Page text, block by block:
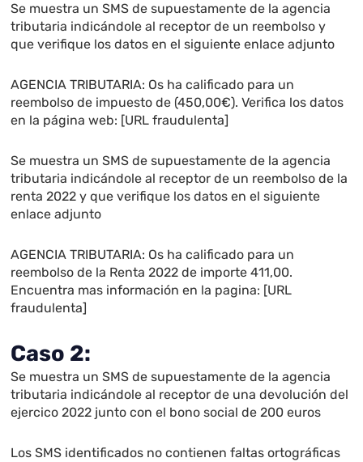
Se muestra un SMS de supuestamente de la agencia
tributaria indicándole al receptor de un reembolso y
que verifique los datos en el siguiente enlace adjunto
AGENCIA TRIBUTARIA: Os ha calificado para un
reembolso de impuesto de (450,00€). Verifica los datos
en la página web: [URL fraudulenta]
Se muestra un SMS de supuestamente de la agencia
tributaria indicándole al receptor de un reembolso de la
renta 2022 y que verifique los datos en el siguiente
enlace adjunto
AGENCIA TRIBUTARIA: Os ha calificado para un
reembolso de la Renta 2022 de importe 411,00.
Encuentra mas información en la pagina: [URL
fraudulenta]
Caso 2:
Se muestra un SMS de supuestamente de la agencia
tributaria indicándole al receptor de una devolución del
ejercico 2022 junto con el bono social de 200 euros
Los SMS identificados no contienen faltas ortográficas